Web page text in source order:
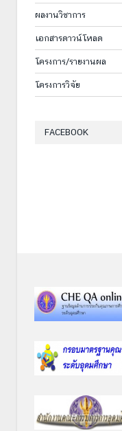
ผลงานวิชาการ
เอกสารดาวน์โหลด
โครงการ/รายงานผล
โครงการวิจัย
FACEBOOK